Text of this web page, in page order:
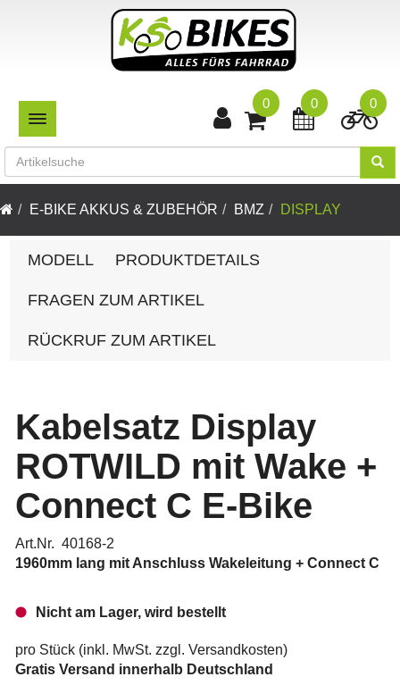
TOGGLE NAVIGATION
0
0
0
E-BIKE AKKUS & ZUBEHÖR BMZ DISPLAY
MODELL PRODUKTDETAILS
FRAGEN ZUM ARTIKEL
RÜCKRUF ZUM ARTIKEL
Kabelsatz Display
ROTWILD mit Wake +
Connect C E-Bike
Art.Nr. 40168-2
1960mm lang mit Anschluss Wakeleitung + Connect C
Nicht am Lager, wird bestellt
pro Stück (inkl. MwSt. zzgl. Versandkosten)
Gratis Versand innerhalb Deutschland